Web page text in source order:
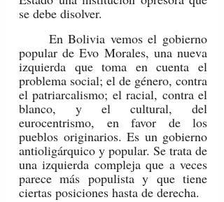
se debe disolver.
popular de Evo Morales, una nueva
izquierda que toma en cuenta el
problema social; el de género, contra
el patriarcalismo; el racial, contra el
blanco, y el cultural, del
eurocentrismo, en favor de los
pueblos originarios. Es un gobierno
antioligárquico y popular. Se trata de
una izquierda compleja que a veces
parece más populista y que tiene
ciertas posiciones hasta de derecha.